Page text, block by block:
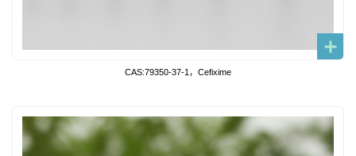
CAS:79350-37-1，Cefixime